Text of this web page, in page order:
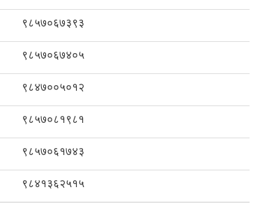
९८५७०६७३९३
९८५७०६७४०५
९८४७००५०१२
९८५७०८१९८१
९८५७०६१७४३
९८४१३६२५१५